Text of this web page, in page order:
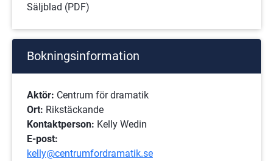
Säljblad (PDF)
Bokningsinformation
Aktör: Centrum för dramatik
Ort: Rikstäckande
Kontaktperson: Kelly Wedin
E-post:
kelly@centrumfordramatik.se